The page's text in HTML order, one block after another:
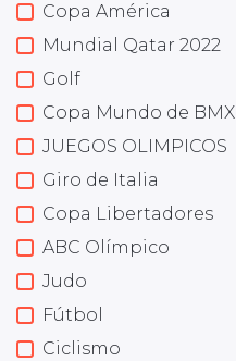
Copa América
Mundial Qatar 2022
Golf
Copa Mundo de BMX
JUEGOS OLIMPICOS
Giro de Italia
Copa Libertadores
ABC Olímpico
Judo
Fútbol
Ciclismo